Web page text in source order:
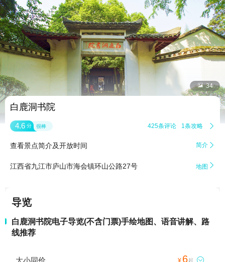
 34
白鹿洞书院
4.6 分 很棒 425条评论 1条攻略 
查看景点简介及开放时间 简介 
江西省九江市庐山市海会镇环山公路27号 地图 
导览
白鹿洞书院电子导览(不含门票)手绘地图、语音讲解、路
线推荐
6起 
